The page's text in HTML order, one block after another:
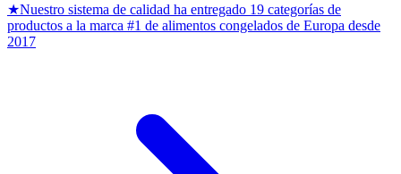
★Nuestro sistema de calidad ha entregado 19 categorías de
productos a la marca #1 de alimentos congelados de Europa desde
2017